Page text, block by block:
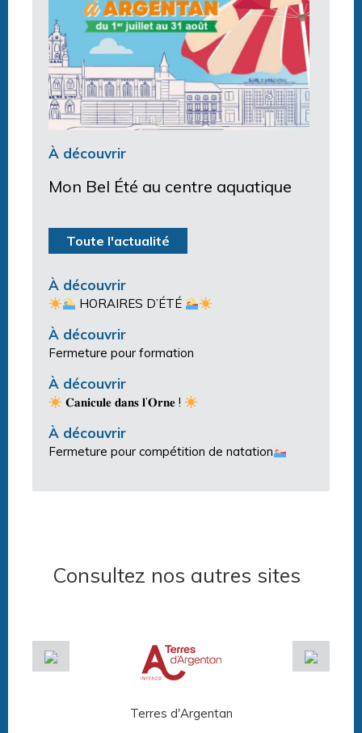
À découvrir
Mon Bel Été au centre aquatique
Toute l'actualité
À découvrir
HORAIRES D’ÉTÉ
À découvrir
Fermeture pour formation
À découvrir
𝐂𝐚𝐧𝐢𝐜𝐮𝐥𝐞 𝐝𝐚𝐧𝐬 𝐥’𝐎𝐫𝐧𝐞 !
À découvrir
Fermeture pour compétition de natation
Consultez nos autres sites
Terres d'Argentan